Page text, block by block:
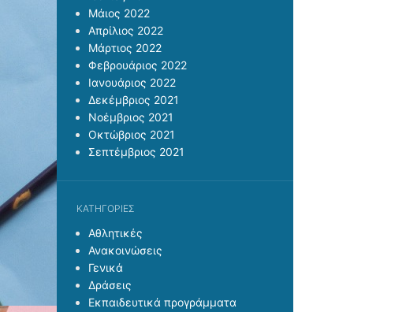
Μάιος 2022
Απρίλιος 2022
Μάρτιος 2022
Φεβρουάριος 2022
Ιανουάριος 2022
Δεκέμβριος 2021
Νοέμβριος 2021
Οκτώβριος 2021
Σεπτέμβριος 2021
KΑΤΗΓΟΡΊΕΣ
Αθλητικές
Ανακοινώσεις
Γενικά
Δράσεις
Εκπαιδευτικά προγράμματα